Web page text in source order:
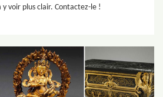
voir plus clair. Contactez-le !